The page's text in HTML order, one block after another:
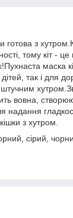
готова з
тому кіт - це
маска
так і для
штучним
вовна,
надання
з хутром.
сірий,